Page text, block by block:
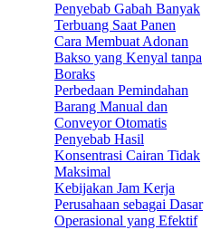
Penyebab Gabah Banyak
Terbuang Saat Panen
Cara Membuat Adonan
Bakso yang Kenyal tanpa
Boraks
Perbedaan Pemindahan
Barang Manual dan
Conveyor Otomatis
Penyebab Hasil
Konsentrasi Cairan Tidak
Maksimal
Kebijakan Jam Kerja
Perusahaan sebagai Dasar
Operasional yang Efektif